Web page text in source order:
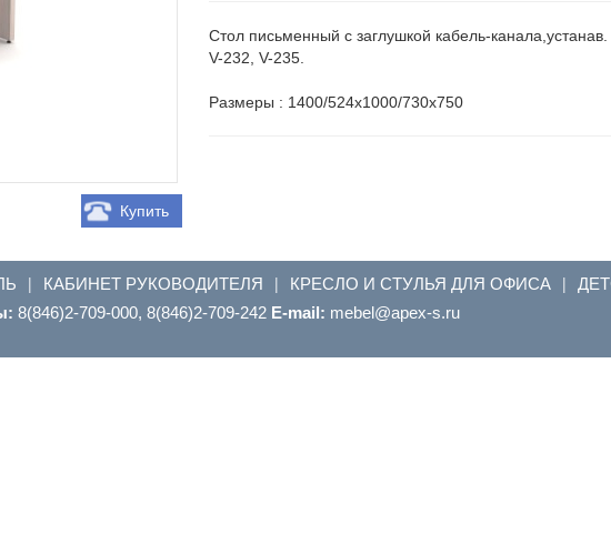
Купить
Стол письменный с заглушкой кабель-
V-232, V-235.
Размеры : 1400/524х1000/730х750
| КАБИНЕТ РУКОВОДИТЕЛЯ | КРЕСЛО И СТУЛЬЯ ДЛЯ ОФИСА |
8(846)2-709-000, 8(846)2-709-242 E-mail: ur.s-xepa@lebem